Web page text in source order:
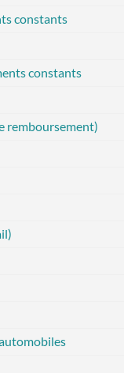
constants
constants
remboursement)